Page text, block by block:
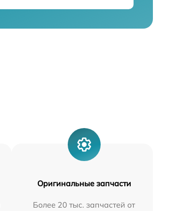
Оригинальные запчасти
Более 20 тыс. запчастей от